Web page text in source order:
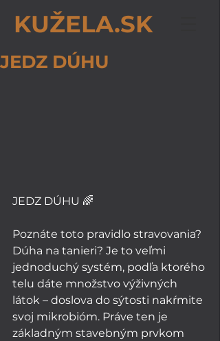
KUŽELA.SK
JEDZ DÚHU
JEDZ DÚHU 🌈
Poznáte toto pravidlo stravovania?
Dúha na tanieri? Je to veľmi
jednoduchý systém, podľa ktorého
telu dáte množstvo výživných
látok – doslova do sýtosti nakŕmite
svoj mikrobióm. Práve ten je
základným stavebným prvkom